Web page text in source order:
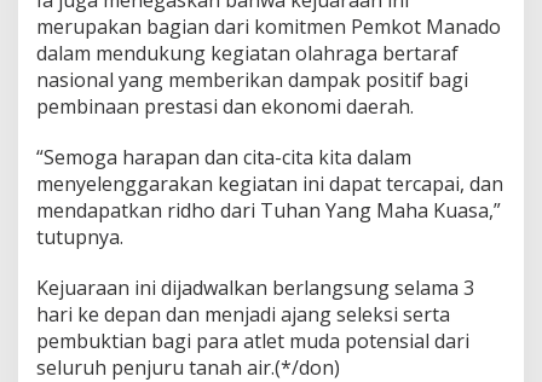
merupakan bagian dari komitmen Pemkot Manado
dalam mendukung kegiatan olahraga bertaraf
nasional yang memberikan dampak positif bagi
pembinaan prestasi dan ekonomi daerah.
“Semoga harapan dan cita-cita kita dalam
menyelenggarakan kegiatan ini dapat tercapai, dan
mendapatkan ridho dari Tuhan Yang Maha Kuasa,”
tutupnya.
Kejuaraan ini dijadwalkan berlangsung selama 3
hari ke depan dan menjadi ajang seleksi serta
pembuktian bagi para atlet muda potensial dari
seluruh penjuru tanah air.(*/don)